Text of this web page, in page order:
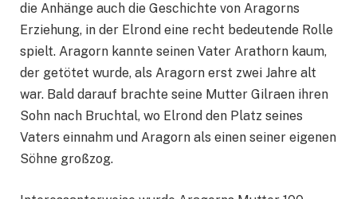
die Anhänge auch die Geschichte von Aragorns
Erziehung, in der Elrond eine recht bedeutende Rolle
spielt. Aragorn kannte seinen Vater Arathorn kaum,
der getötet wurde, als Aragorn erst zwei Jahre alt
war. Bald darauf brachte seine Mutter Gilraen ihren
Sohn nach Bruchtal, wo Elrond den Platz seines
Vaters einnahm und Aragorn als einen seiner eigenen
Söhne großzog.